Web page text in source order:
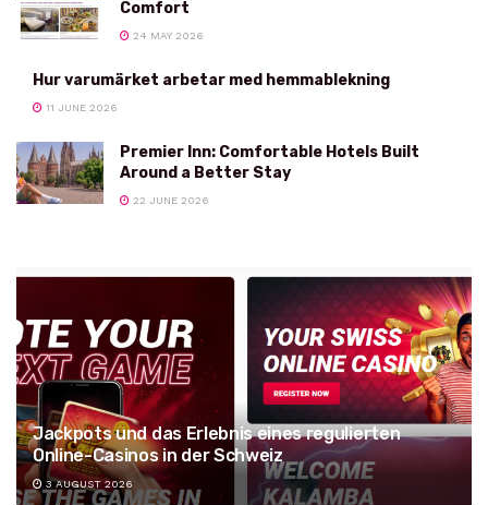
Comfort
24 MAY 2026
Hur varumärket arbetar med hemmablekning
11 JUNE 2026
Premier Inn: Comfortable Hotels Built
Around a Better Stay
22 JUNE 2026
Jackpots und das Erlebnis eines regulierten
Online-Casinos in der Schweiz
3 AUGUST 2026